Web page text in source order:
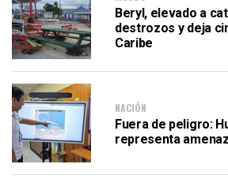
Beryl, elevado a
destrozos y deja
Caribe
NACIÓN
Fuera de peligro:
representa